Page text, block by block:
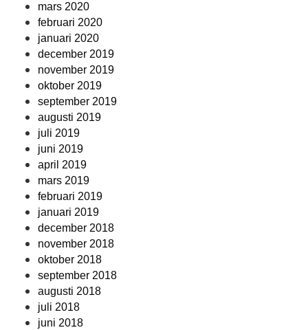
mars 2020
februari 2020
januari 2020
december 2019
november 2019
oktober 2019
september 2019
augusti 2019
juli 2019
juni 2019
april 2019
mars 2019
februari 2019
januari 2019
december 2018
november 2018
oktober 2018
september 2018
augusti 2018
juli 2018
juni 2018